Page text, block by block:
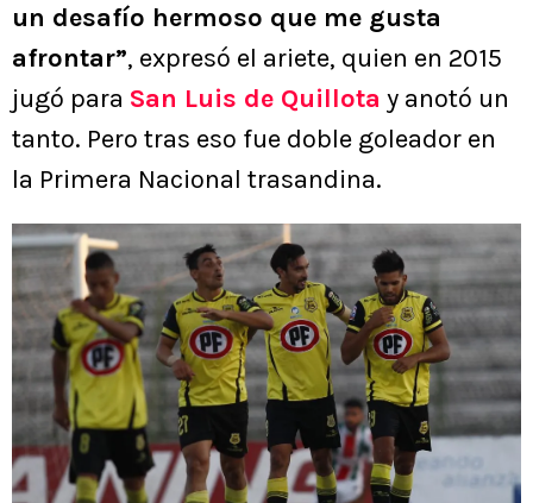
un desafío hermoso que me gusta
afrontar”, expresó el ariete, quien en 2015
jugó para San Luis de Quillota y anotó un
tanto. Pero tras eso fue doble goleador en
la Primera Nacional trasandina.